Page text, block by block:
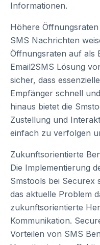
Informationen.
Höhere
SMS Nachrichten
Öffnungsraten auf als
Email2SMS Lösung
sicher, dass
Empfänger schnell
hinaus bietet die
Zustellung und
einfach zu verfolgen
Zukunftsorientierte
Die Implementierung
Smstools bei Securex
das aktuelle Problem
zukunftsorientierte
Kommunikation.
Vorteilen von SMS